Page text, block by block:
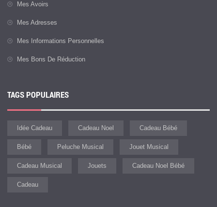
Mes Avoirs
Mes Adresses
Mes Informations Personnelles
Mes Bons De Réduction
TAGS POPULAIRES
Idée Cadeau Cadeau Noel Cadeau Bébé
Bébé Peluche Musical Jouet Musical
Cadeau Musical Jouets Cadeau Noel Bébé
Cadeau